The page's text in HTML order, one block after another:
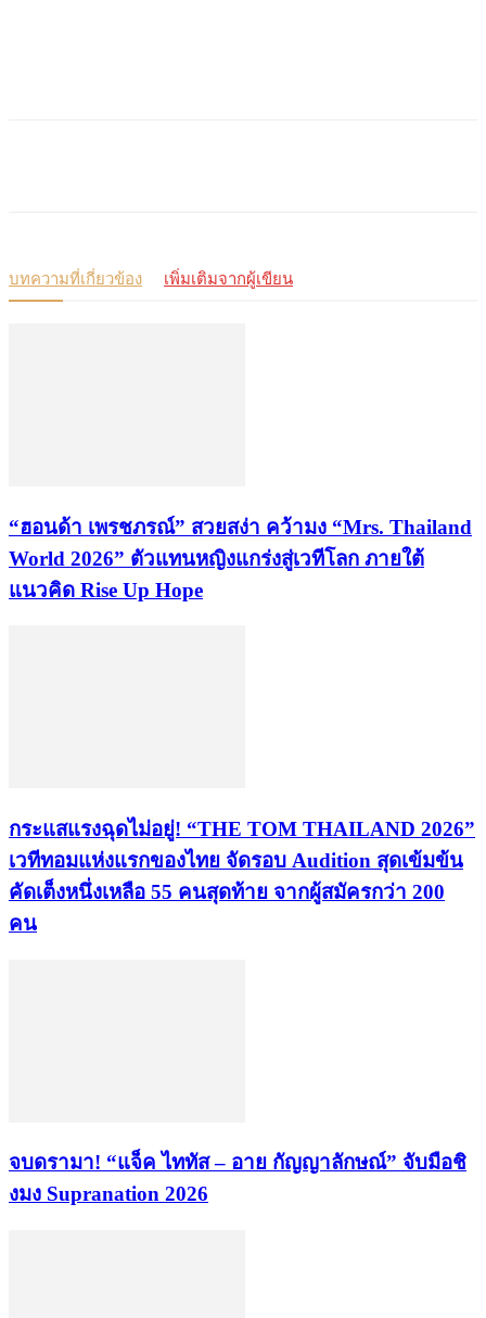
บทความที่เกี่ยวข้อง เพิ่มเติมจากผู้เขียน
“ฮอนด้า เพรชภรณ์” สวยสง่า คว้ามง “Mrs. Thailand
World 2026” ตัวแทนหญิงแกร่งสู่เวทีโลก ภายใต้
แนวคิด Rise Up Hope
​กระแสแรงฉุดไม่อยู่! “THE TOM THAILAND 2026”
เวทีทอมแห่งแรกของไทย จัดรอบ Audition สุดเข้มข้น
คัดเต็งหนึ่งเหลือ 55 คนสุดท้าย จากผู้สมัครกว่า 200
คน
จบดรามา! “แจ็ค ไททัส – อาย กัญญาลักษณ์” จับมือชิ
งมง Supranation 2026